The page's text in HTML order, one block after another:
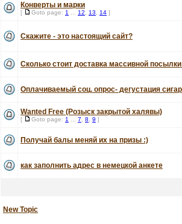
Конверты и марки
[ Goto page: 1 12 13 14 ]
Скажите - это настоящий сайт?
Сколько стоит доставка массивной
Оплачиваемый соц. опрос- дегустация
Wanted Free (Розыск закрытой халявы)
[ Goto page: 1 7 8 9 ]
Получай балы меняй их на призы :)
как заполнить адрес в немецкой анкете
New Topic